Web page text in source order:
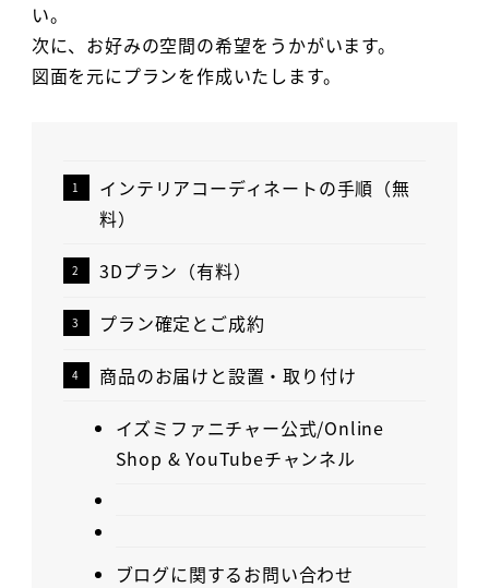
い。
次に、お好みの空間の希望をうかがいます。
図面を元にプランを作成いたします。
インテリアコーディネートの手順（無
料）
3Dプラン（有料）
プラン確定とご成約
商品のお届けと設置・取り付け
イズミファニチャー公式/Online
Shop & YouTubeチャンネル
ブログに関するお問い合わせ